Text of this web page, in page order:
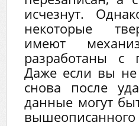
исчезнут.
некоторые
имеют
разработаны
Даже если вы
снова после
данные могут
вышеописанного